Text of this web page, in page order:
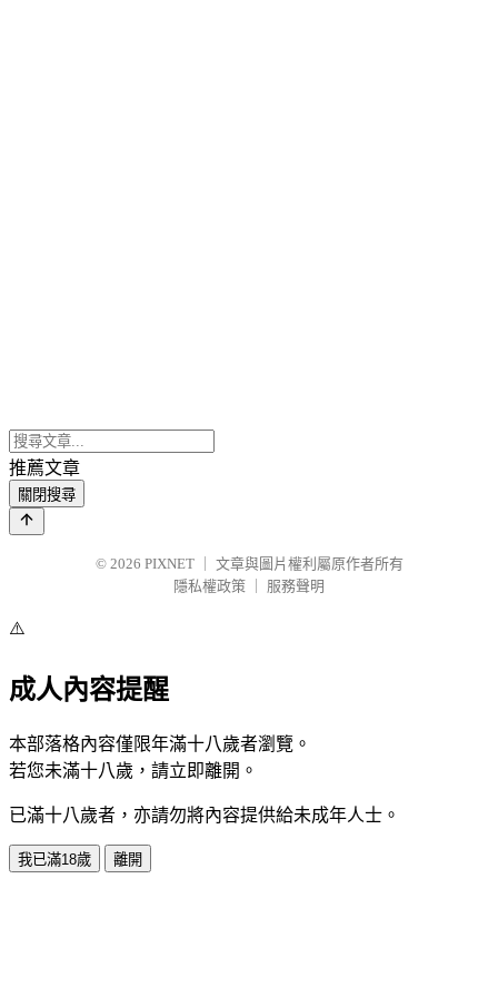
推薦文章
關閉搜尋
© 2026 PIXNET
文章與圖片權利屬原作者所有
隱私權政策
服務聲明
⚠️
成人內容提醒
本部落格內容僅限年滿十八歲者瀏覽。
若您未滿十八歲，請立即離開。
已滿十八歲者，亦請勿將內容提供給未成年人士。
我已滿18歲 離開